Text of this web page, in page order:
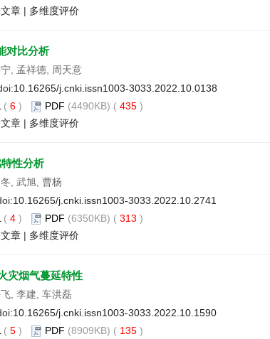
章 | 多维度评价
对比分析
, 孟祥德, 周天意
10.16265/j.cnki.issn1003-3033.2022.10.0138
( 6 ) PDF (4490KB) ( 435 )
章 | 多维度评价
性分析
, 武旭, 曹杨
10.16265/j.cnki.issn1003-3033.2022.10.2741
( 4 ) PDF (6350KB) ( 313 )
章 | 多维度评价
灾烟气蔓延特性
, 李建, 车洪磊
10.16265/j.cnki.issn1003-3033.2022.10.1590
( 5 ) PDF (8909KB) ( 135 )